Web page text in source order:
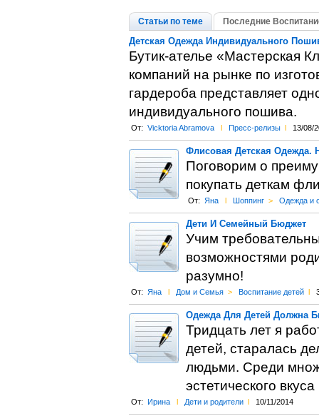
Статьи по теме Последние
Детская Одежда Индивидуального
Бутик-ателье «Мастерская
компаний на рынке по
гардероба представляет
индивидуального пошива.
От: Vicktoria Abramova l Пресс-релизы l 13/08/
Флисовая Детская Одежда.
Поговорим о
покупать деткам
От: Яна l Шоппинг > Одежда и
Дети И Семейный Бюджет
Учим
возможностями
разумно!
От: Яна l Дом и Семья > Воспитание детей l
Одежда Для Детей Должна
Тридцать лет я
детей, старалась
людьми. Среди
эстетического
От: Ирина l Дети и родители l 10/11/2014